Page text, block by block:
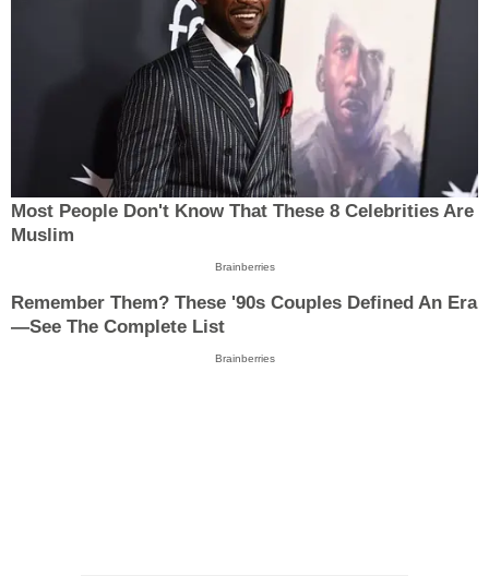
Most People Don't Know That These 8 Celebrities Are
Muslim
Brainberries
Remember Them? These '90s Couples Defined An Era
—See The Complete List
Brainberries